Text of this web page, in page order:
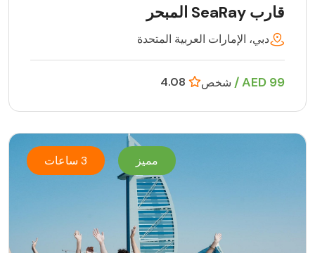
قارب SeaRay المبحر
دبي، الإمارات العربية المتحدة
99 AED / شخص
مميز 3 ساعات